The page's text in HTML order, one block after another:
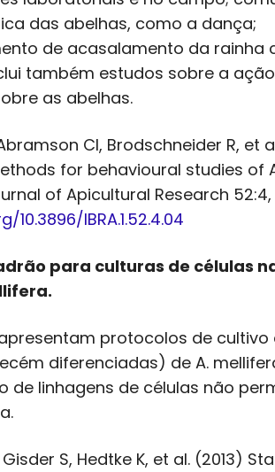
das abelhas, como a dança;
de acasalamento da rainha
também estudos sobre a
as abelhas.
CI, Brodschneider R, et
for behavioural studies of
of Apicultural Research 52:4,
IBRA.1.52.4.04
para culturas de células
protocolos de cultivo
diferenciadas) de A.
de linhagens de células não
S, Hedtke K, et al. (2013)